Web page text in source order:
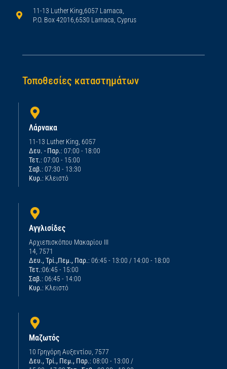
11-13 Luther King,6057 Larnaca,
P.O. Box 42016,6530 Larnaca, Cyprus
Τοποθεσίες καταστημάτων
Λάρνακα
11-13 Luther King, 6057
Δευ. - Παρ.: 07:00 - 18:00
Τετ.: 07:00 - 15:00
Σαβ.: 07:30 - 13:30
Κυρ.: Κλειστό
Αγγλισίδες
Αρχιεπισκόπου Μακαρίου ΙΙΙ
14, 7571
Δευ., Τρί.,Πεμ., Παρ.: 06:45 - 13:00 / 14:00 - 18:00
Τετ.:06:45 - 15:00
Σαβ.: 06:45 - 14:00
Κυρ.: Κλειστό
Μαζωτός
10 Γρηγόρη Αυξεντίου, 7577
Δευ., Τρί., Πεμ., Παρ.: 08:00 - 13:00 /